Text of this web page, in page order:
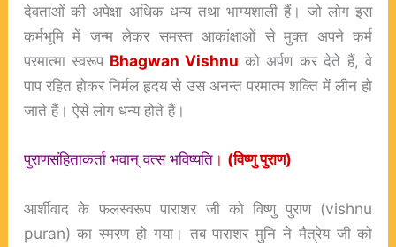
देवताओं की अपेक्षा अधिक धन्य तथा भाग्यशाली हैं। जो लोग इस
कर्मभूमि में जन्म लेकर समस्त आकांक्षाओं से मुक्त अपने कर्म
परमात्मा स्वरूप Bhagwan Vishnu को अर्पण कर देते हैं, वे
पाप रहित होकर निर्मल हृदय से उस अनन्त परमात्म शक्ति में लीन हो
जाते हैं। ऐसे लोग धन्य होते हैं।
पुराणसंहिताकर्ता भवान् वत्स भविष्यति। (विष्णु पुराण)
आर्शीवाद के फलस्वरूप पाराशर जी को विष्णु पुराण (vishnu
puran) का स्मरण हो गया। तब पाराशर मुनि ने मैत्रेय जी को